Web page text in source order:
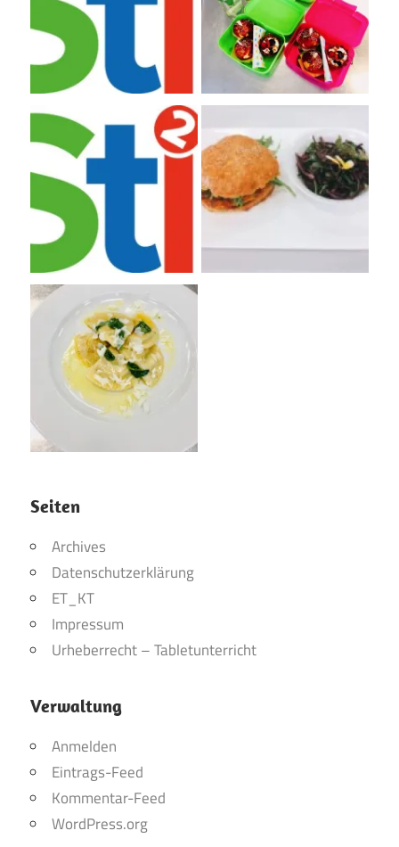
Seiten
Archives
Datenschutzerklärung
ET_KT
Impressum
Urheberrecht – Tabletunterricht
Verwaltung
Anmelden
Eintrags-Feed
Kommentar-Feed
WordPress.org